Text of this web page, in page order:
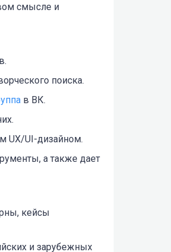
смысле и
поиска.
в ВК.
UX/UI-дизайном.
а также дает
кейсы
и зарубежных